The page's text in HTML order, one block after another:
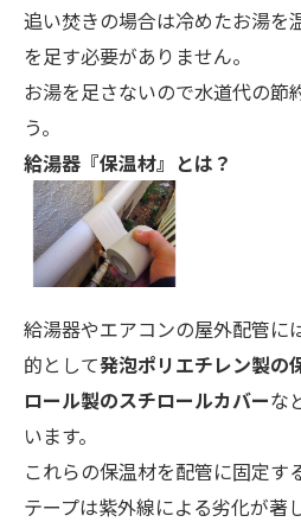
追い焚きの場合は冷めたお湯を
を足す必要がありません。
お湯を足さないので水道代の節
う。
給湯器『保温材』とは？
給湯器やエアコンの屋外配管に
的として発泡ポリエチレン製の
ロール製のスチロールカバーな
います。
これらの保温材を配管に固定す
テープは紫外線による劣化が著